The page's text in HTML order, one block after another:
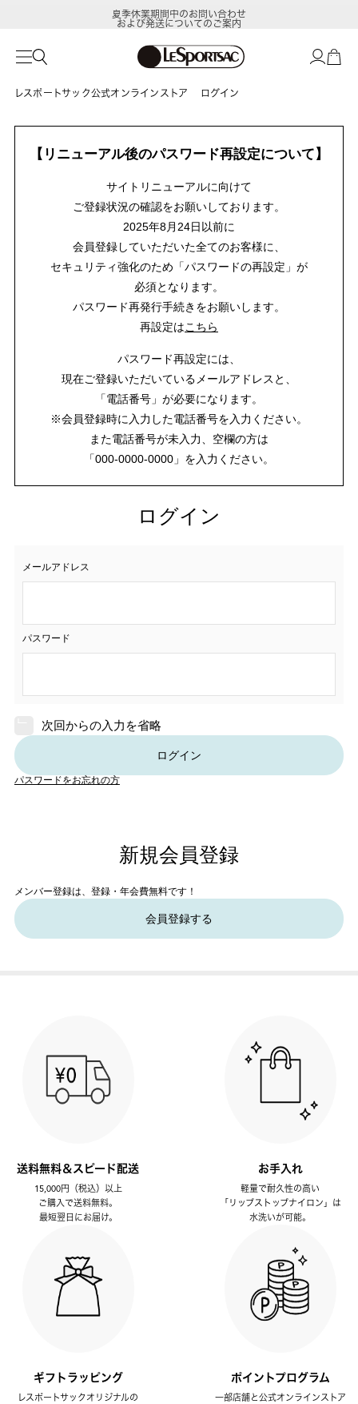
夏季休業期間中のお問い合わせ
および発送についてのご案内
レスポートサック公式オンラインストア ログイン
【リニューアル後のパスワード再設定について】
サイトリニューアルに向けて
ご登録状況の確認をお願いしております。
2025年8月24日以前に
会員登録していただいた全てのお客様に、
セキュリティ強化のため「パスワードの再設定」が
必須となります。
パスワード再発行手続きをお願いします。
再設定はこちら
パスワード再設定には、
現在ご登録いただいているメールアドレスと、
「電話番号」が必要になります。
※会員登録時に入力した電話番号を入力ください。
また電話番号が未入力、空欄の方は
「000-0000-0000」を入力ください。
ログイン
メールアドレス
パスワード
次回からの入力を省略
ログイン
パスワードをお忘れの方
新規会員登録
メンバー登録は、登録・年会費無料です！
会員登録する
送料無料＆スピード配送
15,000円（税込）以上
ご購入で送料無料。
最短翌日にお届け。
お手入れ
軽量で耐久性の高い
「リップストップナイロン」は
水洗いが可能。
ギフトラッピング
レスポートサックオリジナルの
ポイントプログラム
一部店舗と公式オンラインストア